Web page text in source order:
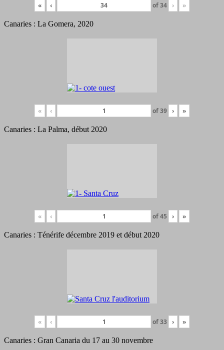
« ‹ of34 › »
Canaries : La Gomera, 2020
« ‹ of39 › »
Canaries : La Palma, début 2020
« ‹ of45 › »
Canaries : Ténérife décembre 2019 et début 2020
« ‹ of33 › »
Canaries : Gran Canaria du 17 au 30 novembre